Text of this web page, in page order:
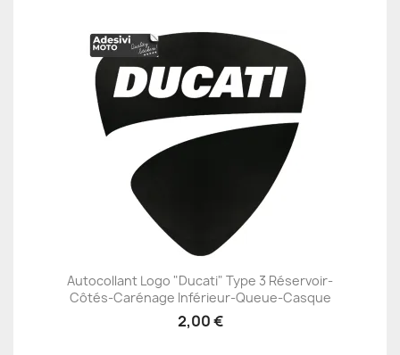
Autocollant Logo "Ducati" Type 3 Réservoir-
Côtés-Carénage Inférieur-Queue-Casque
2,00 €